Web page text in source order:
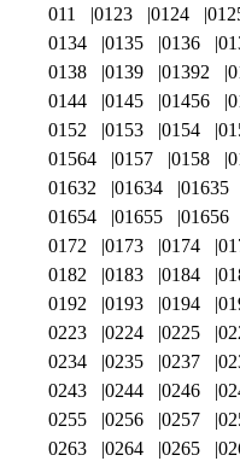
011 0123 0124
0134
0135 0136
0138
0139 01392
0144
0145 01456
0152
0153 0154
01564
0157 0158
01632
01634 01635
01654
01655 01656
0172
0173 0174
0182
0183 0184
0192
0193 0194
0223
0224 0225
0234
0235 0237
0243
0244 0246
0255
0256 0257
0263
0264 0265